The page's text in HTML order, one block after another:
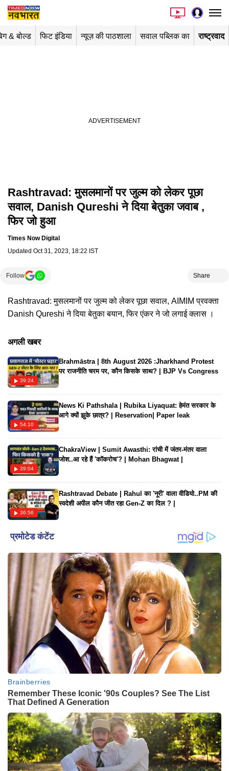
& बोल्ड फिट इंडिया न्यूज़ की पाठशाला सवाल पब्लिक का राष्ट्रवाद
Playing in picture-in-picture
Rashtravad: मुसलमानों पर जुल्म को लेकर पूछा
सवाल, Danish Qureshi ने दिया बेतुका जवाब ,
फिर जो हुआ
Times Now Digital
Updated Oct 31, 2023, 18:22 IST
Follow Share
Rashtravad: मुसलमानों पर जुल्म को लेकर पूछा सवाल, AIMIM प्रवक्ता
Danish Qureshi ने दिया बेतुका बयान, फिर एंकर ने जो लगाई क्लास ।
अगली खबर
39:24
Brahmāstra | 8th August 2026 :Jharkhand Protest
पर राजनीति चरम पर, कौन किसके साथ? | BJP Vs Congress
54:10
News Ki Pathshala | Rubika Liyaquat: हेमंत सरकार के
आगे क्यों झुके छात्र? | Reservation| Paper leak
39:04
ChakraView | Sumit Awasthi: रांची में जंतर-मंतर वाला
जोश..आ रहे हैं 'कॉकरोच'? | Mohan Bhagwat |
36:56
Rashtravad Debate | Rahul का 'नूरी' वाला वीडियो..PM की
स्वदेशी अपील कौन जीत रहा Gen-Z का दिल ? |